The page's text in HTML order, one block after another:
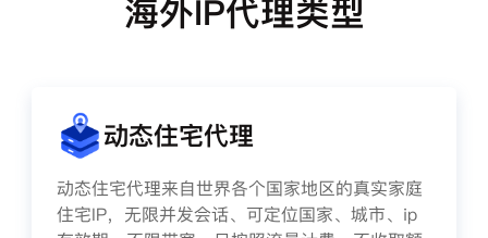
海外IP代理类型
动态住宅代理
动态住宅代理来自世界各个国家地区的真实家庭
住宅IP，无限并发会话、可定位国家、城市、ip